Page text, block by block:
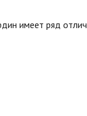
имеет ряд